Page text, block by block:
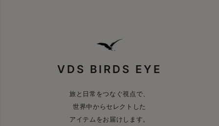
VDS BIRDS EYE
旅と日常をつなぐ視点で、
世界中からセレクトした
アイテムをお届けします。